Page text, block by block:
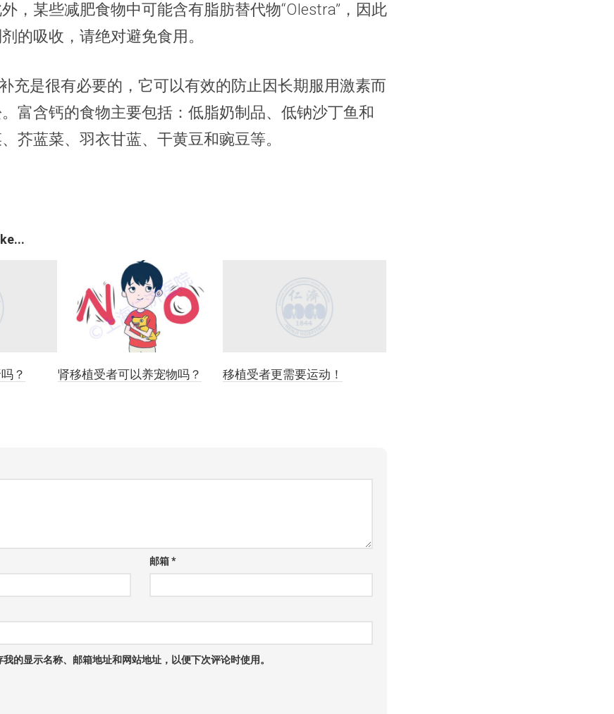
，某些减肥食物中可能含有脂肪替代物“OIestra”，因此
的吸收，请绝对避免食用。
充是很有必要的，它可以有效的防止因长期服用激素而
富含钙的食物主要包括：低脂奶制品、低钠沙丁鱼和
芥蓝菜、羽衣甘蓝、干黄豆和豌豆等。
？ 肾移植受者可以养宠物吗？ 移植受者更需要运动！
邮箱*
的显示名称、邮箱地址和网站地址，以便下次评论时使用。